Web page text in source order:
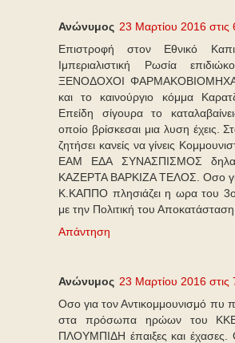
Ανώνυμος 23 Μαρτίου 2016 στις
Επιστροφή στον Εθνικό
Ιμπεριαλιστική Ρωσία
ΞΕΝΟΔΟΧΟΙ
και το καινούργιο κόμμα
Επείδη σίγουρα το
οποίο βρίσκεσαι μια λυση
ζητήσει κανείς να γίνεις
ΕΑΜ ΕΔΑ ΣΥΝΑΣΠΙΣΜΟΣ
ΚΑΖΕΡΤΑ ΒΑΡΚΙΖΑ ΤΕΛΟΣ. Οσο
Κ.ΚΑΠΠΟ πλησιάζει η ωρα του
με την Πολιτική του
Απάντηση
Ανώνυμος 23 Μαρτίου 2016 στις
Οσο για τον Αντικομμουνισμό πυ
στα πρόσωπα ηρώων του
ΠΛΟΥΜΠΙΔΗ έπαιξες και έχασες.